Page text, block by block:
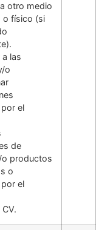
otro medio
o físico (si
a las
o
el
de
o productos
o
el